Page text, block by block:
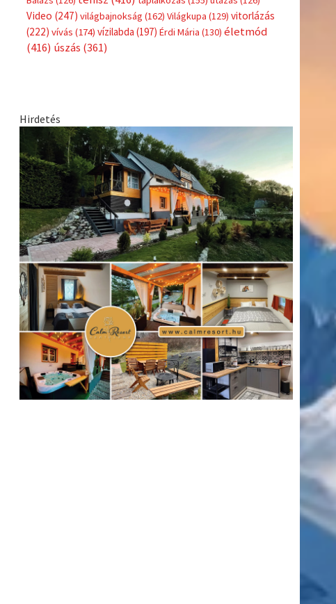
Video (247) világbajnokság (162) Világkupa (129) vitorlázás
(222) vívás (174) vízilabda (197) Érdi Mária (130) életmód
(416) úszás (361)
Hirdetés